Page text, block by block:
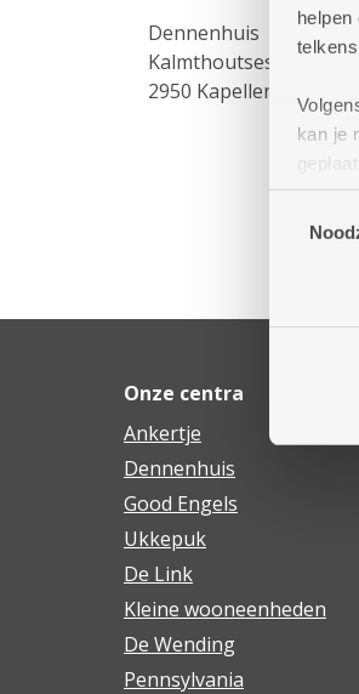
kan je
Dennenhuis
Kalmthoutsesteenweg
2950 Kapellen
Onze centra
Ankertje
Dennenhuis
Good Engels
Ukkepuk
De Link
Kleine wooneenheden
De Wending
Pennsylvania